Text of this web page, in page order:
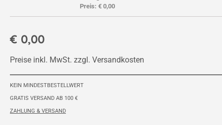
€ 0,00
Preise inkl. MwSt. zzgl. Versandkosten
Preis: € 0,00
KEIN MINDESTBESTELLWERT
GRATIS VERSAND AB 100 €
ZAHLUNG & VERSAND